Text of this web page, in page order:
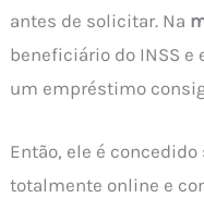
antes de solicitar. Na
beneficiário do INSS
um empréstimo
Então, ele é concedido
totalmente online e